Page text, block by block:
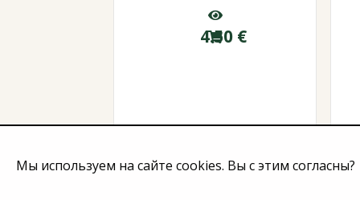
4.50 €
Мы используем на сайте cookies. Вы с этим согласны?